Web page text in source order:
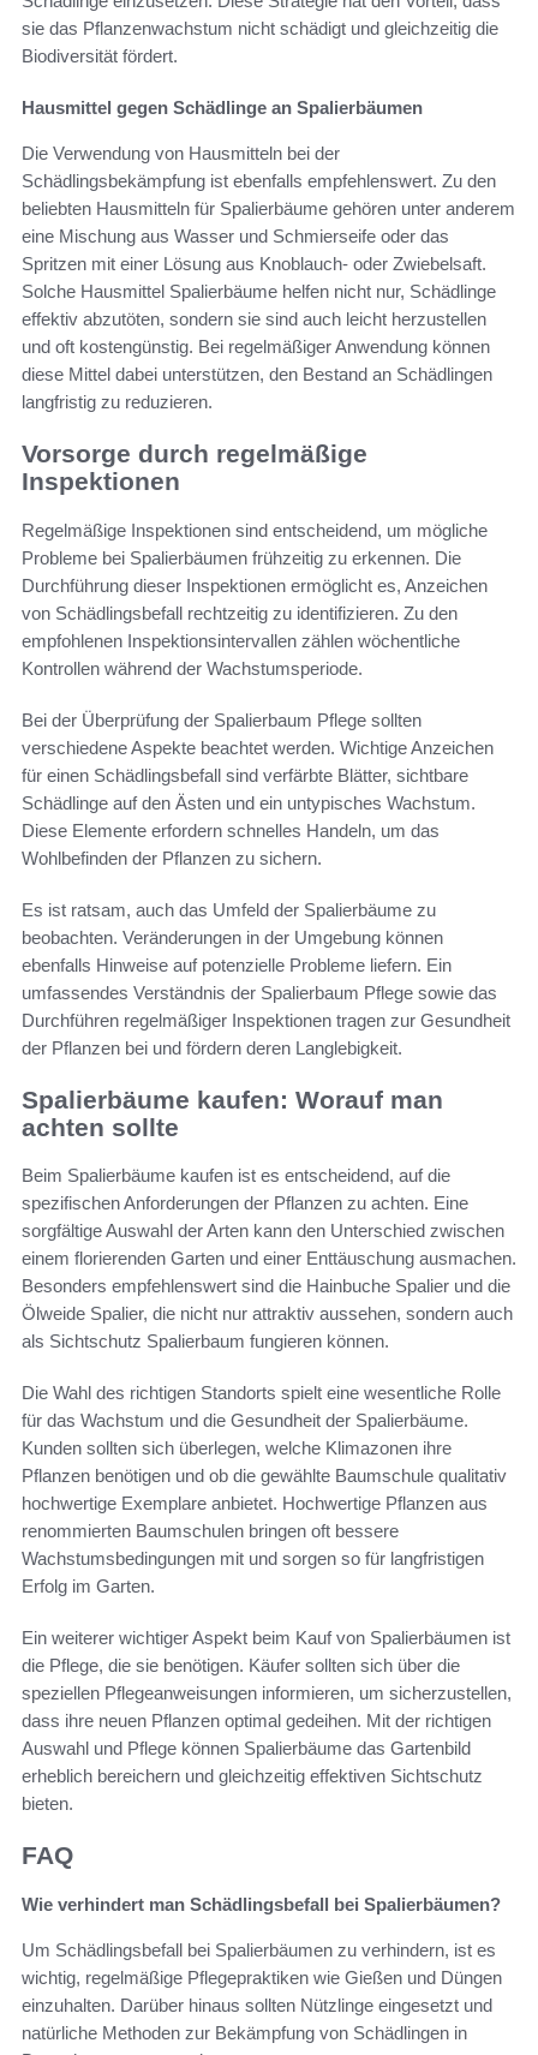
sie das Pflanzenwachstum nicht schädigt und gleichzeitig die
Biodiversität fördert.
Hausmittel gegen Schädlinge an Spalierbäumen
Die Verwendung von Hausmitteln bei der
Schädlingsbekämpfung ist ebenfalls empfehlenswert. Zu den
beliebten Hausmitteln für Spalierbäume gehören unter anderem
eine Mischung aus Wasser und Schmierseife oder das
Spritzen mit einer Lösung aus Knoblauch- oder Zwiebelsaft.
Solche Hausmittel Spalierbäume helfen nicht nur, Schädlinge
effektiv abzutöten, sondern sie sind auch leicht herzustellen
und oft kostengünstig. Bei regelmäßiger Anwendung können
diese Mittel dabei unterstützen, den Bestand an Schädlingen
langfristig zu reduzieren.
Vorsorge durch regelmäßige
Inspektionen
Regelmäßige Inspektionen sind entscheidend, um mögliche
Probleme bei Spalierbäumen frühzeitig zu erkennen. Die
Durchführung dieser Inspektionen ermöglicht es, Anzeichen
von Schädlingsbefall rechtzeitig zu identifizieren. Zu den
empfohlenen Inspektionsintervallen zählen wöchentliche
Kontrollen während der Wachstumsperiode.
Bei der Überprüfung der Spalierbaum Pflege sollten
verschiedene Aspekte beachtet werden. Wichtige Anzeichen
für einen Schädlingsbefall sind verfärbte Blätter, sichtbare
Schädlinge auf den Ästen und ein untypisches Wachstum.
Diese Elemente erfordern schnelles Handeln, um das
Wohlbefinden der Pflanzen zu sichern.
Es ist ratsam, auch das Umfeld der Spalierbäume zu
beobachten. Veränderungen in der Umgebung können
ebenfalls Hinweise auf potenzielle Probleme liefern. Ein
umfassendes Verständnis der Spalierbaum Pflege sowie das
Durchführen regelmäßiger Inspektionen tragen zur Gesundheit
der Pflanzen bei und fördern deren Langlebigkeit.
Spalierbäume kaufen: Worauf man
achten sollte
Beim Spalierbäume kaufen ist es entscheidend, auf die
spezifischen Anforderungen der Pflanzen zu achten. Eine
sorgfältige Auswahl der Arten kann den Unterschied zwischen
einem florierenden Garten und einer Enttäuschung ausmachen.
Besonders empfehlenswert sind die Hainbuche Spalier und die
Ölweide Spalier, die nicht nur attraktiv aussehen, sondern auch
als Sichtschutz Spalierbaum fungieren können.
Die Wahl des richtigen Standorts spielt eine wesentliche Rolle
für das Wachstum und die Gesundheit der Spalierbäume.
Kunden sollten sich überlegen, welche Klimazonen ihre
Pflanzen benötigen und ob die gewählte Baumschule qualitativ
hochwertige Exemplare anbietet. Hochwertige Pflanzen aus
renommierten Baumschulen bringen oft bessere
Wachstumsbedingungen mit und sorgen so für langfristigen
Erfolg im Garten.
Ein weiterer wichtiger Aspekt beim Kauf von Spalierbäumen ist
die Pflege, die sie benötigen. Käufer sollten sich über die
speziellen Pflegeanweisungen informieren, um sicherzustellen,
dass ihre neuen Pflanzen optimal gedeihen. Mit der richtigen
Auswahl und Pflege können Spalierbäume das Gartenbild
erheblich bereichern und gleichzeitig effektiven Sichtschutz
bieten.
FAQ
Wie verhindert man Schädlingsbefall bei Spalierbäumen?
Um Schädlingsbefall bei Spalierbäumen zu verhindern, ist es
wichtig, regelmäßige Pflegepraktiken wie Gießen und Düngen
einzuhalten. Darüber hinaus sollten Nützlinge eingesetzt und
natürliche Methoden zur Bekämpfung von Schädlingen in